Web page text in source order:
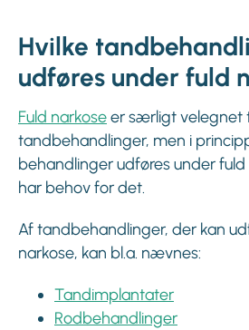
Hvilke
udføres under fuld
Fuld narkoseer særligt velegnet
tandbehandlinger, men i
behandlinger udføres under fuld
har behov for det.
Af tandbehandlinger, der kan
narkose, kan bl.a. nævnes:
Tandimplantater
Rodbehandlinger